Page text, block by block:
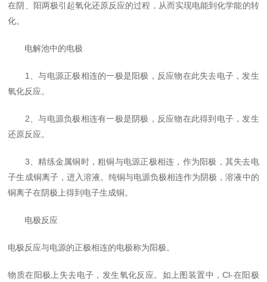
在阴、阳两极引起氧化还原反应的过程，从而实现电能到化学能的转
化。
电解池中的电极
1、与电源正极相连的一极是阳极，反应物在此失去电子，发生
氧化反应。
2、与电源负极相连有一极是阴极，反应物在此得到电子，发生
还原反应。
3、精练金属铜时，粗铜与电源正极相连，作为阳极，其失去电
子生成铜离子，进入溶液。纯铜与电源负极相连作为阴极，溶液中的
铜离子在阴极上得到电子生成铜。
电极反应
电极反应与电源的正极相连的电极称为阳极。
物质在阳极上失去电子，发生氧化反应。如上图装置中，Cl-在阳极